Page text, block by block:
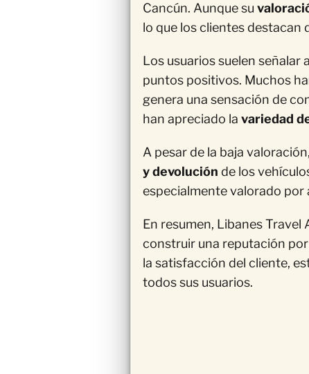
Cancún. Aunque su
lo que los clientes destacan
Los usuarios suelen señalar
puntos positivos. Muchos
genera una sensación de
han apreciado la variedad
A pesar de la baja
y devolución de los
especialmente valorado por
En resumen, Libanes Travel
construir una reputación por
la satisfacción del cliente,
todos sus usuarios.